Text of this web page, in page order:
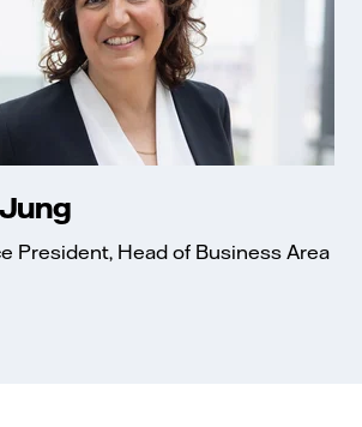
President, Head of Business Area